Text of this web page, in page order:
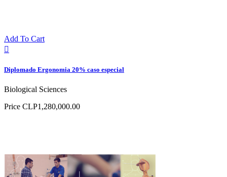
Add To Cart

Diplomado Ergonomia 20% caso especial
Biological Sciences
Price CLP1,280,000.00